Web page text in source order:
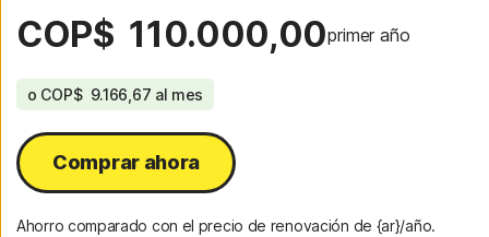
COP$ 110.000,00primer año
o COP$ 9.166,67 al mes
Comprar ahora
Ahorro comparado con el precio de renovación de {ar}/año.